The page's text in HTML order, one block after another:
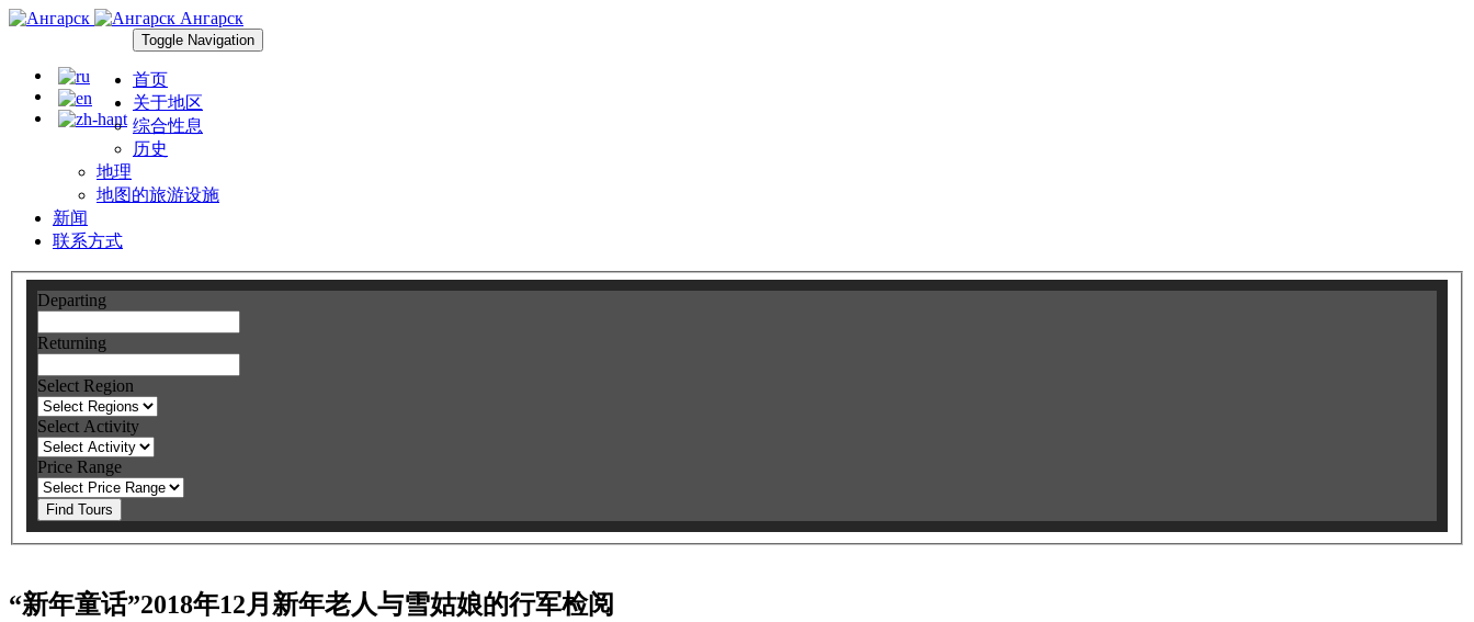
Ангарск
Toggle Navigation
首页
关于地区
综合性息
历史
地理
地图的旅游设施
新闻
联系方式
Departing
Returning
Select Region
Select Activity
Price Range
Find Tours
“新年童话”2018年12月新年老人与雪姑娘的行军检阅